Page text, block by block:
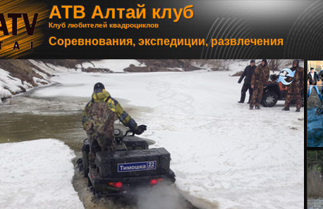
АТВ Алтай клуб
Клуб любителей квадроциклов
Соревнования, экспедиции, развлечения